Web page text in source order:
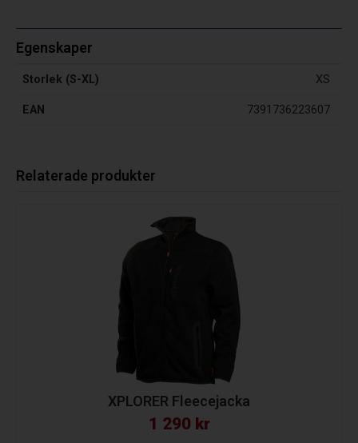
Egenskaper
Storlek (S-XL) XS
EAN 7391736223607
Relaterade produkter
XPLORER Fleecejacka
1 290 kr